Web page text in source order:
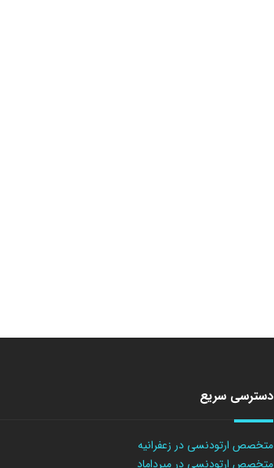
دسترسی سریع
متخصص ارتودنسی در زعفرانیه
متخصص ارتودنسی در میرداماد